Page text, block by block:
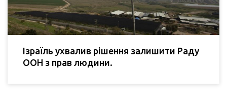
Ізраїль ухвалив рішення залишити Раду
ООН з прав людини.